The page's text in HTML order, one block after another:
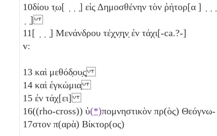
10δίου τ̣ω[ ̣ ̣ ̣] εἰς Δημοσθένην τὸν ῥήτορ[α ] ̣ ̣ ̣
̣ ̣]
11[ ̣ ̣ ̣] Μενάνδρου τέχ̣ν̣η̣ν̣ ἐν τάχι[-ca.?-]
v:
13 καὶ μεθόδ̣ου̣ς̣
14 καὶ ἐγκώμια̣
15 ἐν τάχ[ει]
16((rho-cross)) ὑ(*)πομνηστικὸν πρ(ὸς) Θεόγνω-
17στον π(αρὰ) Βίκτορ(ος)